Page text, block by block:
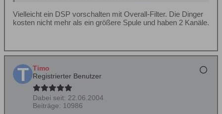
Vielleicht ein DSP vorschalten mit Overall-Filter. Die Dinger
kosten nicht mehr als ein größere Spule und haben 2 Kanäle.
Timo
Registrierter Benutzer
Dabei seit: 22.06.2004
Beiträge: 10986